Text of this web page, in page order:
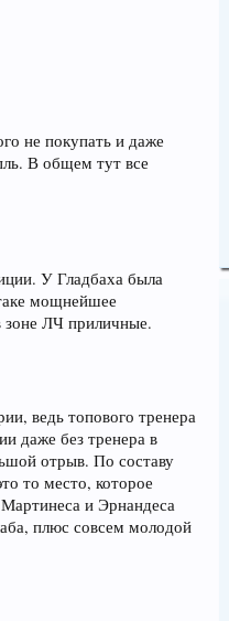
не покупать и даже
В общем тут все
У Гладбаха была
мощнейшее
зоне ЛЧ приличные.
ведь топового тренера
даже без тренера в
отрыв. По составу
то место, которое
и Эрнандеса
плюс совсем молодой